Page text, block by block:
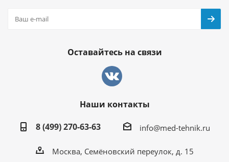
Оставайтесь на связи
Наши контакты
8 (499) 270-63-63
info@med-tehnik.ru
Москва, Семёновский переулок, д. 15